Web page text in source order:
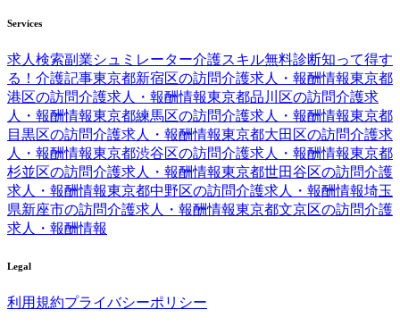
Services
求人検索副業シュミレーター介護スキル無料診断知って得す
る！介護記事東京都新宿区の訪問介護求人・報酬情報東京都
港区の訪問介護求人・報酬情報東京都品川区の訪問介護求
人・報酬情報東京都練馬区の訪問介護求人・報酬情報東京都
目黒区の訪問介護求人・報酬情報東京都大田区の訪問介護求
人・報酬情報東京都渋谷区の訪問介護求人・報酬情報東京都
杉並区の訪問介護求人・報酬情報東京都世田谷区の訪問介護
求人・報酬情報東京都中野区の訪問介護求人・報酬情報埼玉
県新座市の訪問介護求人・報酬情報東京都文京区の訪問介護
求人・報酬情報
Legal
利用規約プライバシーポリシー